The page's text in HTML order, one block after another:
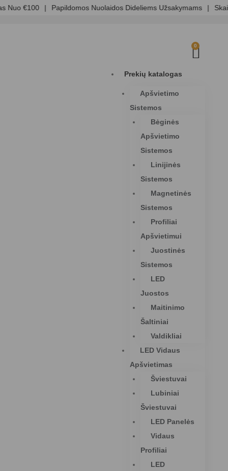
Nuo €100 | Papildomos Nuolaidos Dideliems Užsakymams |
0
Prekių katalogas
Apšvietimo
Sistemos
Bėginės
Apšvietimo
Sistemos
Linijinės
Sistemos
Magnetinės
Sistemos
Profiliai
Apšvietimui
Juostinės
Sistemos
LED
Juostos
Maitinimo
Šaltiniai
Valdikliai
LED Vidaus
Apšvietimas
Šviestuvai
Lubiniai
Šviestuvai
LED Panelės
Vidaus
Profiliai
LED